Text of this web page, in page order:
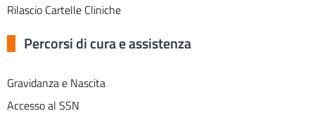
Rilascio Cartelle Cliniche
Percorsi di cura e assistenza
Gravidanza e Nascita
Accesso al SSN